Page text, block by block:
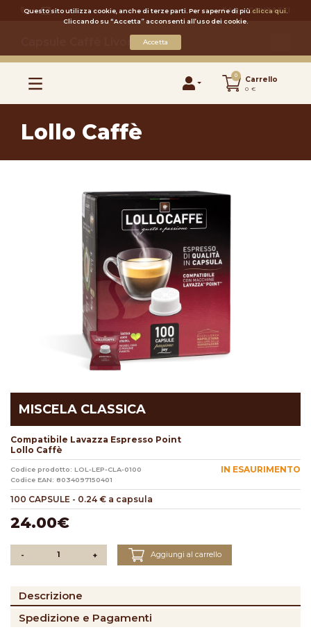
FAQ CONTATTI
Capsule Caffè Livorno
0 Carrello
0 €
Lollo Caffè
MISCELA CLASSICA
Compatibile Lavazza Espresso Point
Lollo Caffè
Codice prodotto: LOL-LEP-CLA-0100
Codice EAN: 8034097150401
IN ESAURIMENTO
100 CAPSULE - 0.24 € a capsula
24.00€
- + Aggiungi al carrello
Descrizione
Spedizione e Pagamenti
Questo sito utilizza cookie, anche di terze parti. Per saperne di più clicca qui
Cliccando su “Accetta” acconsenti all’uso dei cookie.
Accetta